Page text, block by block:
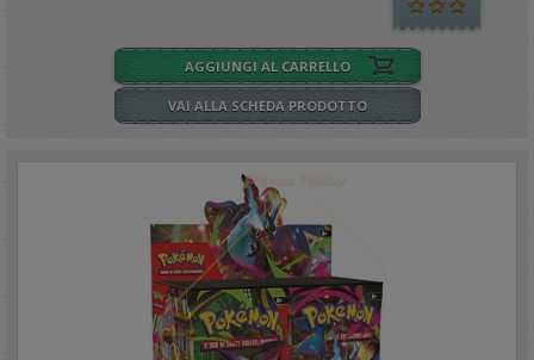
AGGIUNGI AL CARRELLO
VAI ALLA SCHEDA PRODOTTO